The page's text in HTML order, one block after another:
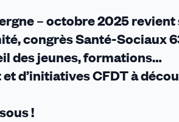
– octobre 2025
congrès Santé-Sociaux
des jeunes, formations…
d’initiatives CFDT à
!